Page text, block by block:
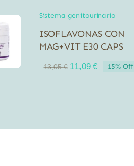
Sistema genitourinario
ISOFLAVONAS CON
MAG+VIT E30 CAPS
13,05€ El
11,09€El
15% Off